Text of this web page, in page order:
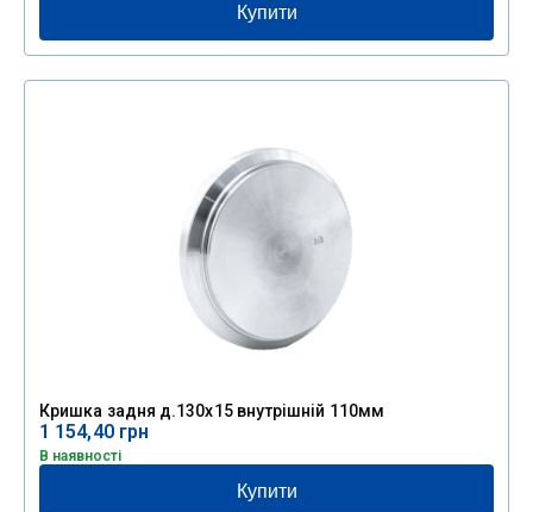
Купити
Кришка задня д.130х15 внутрішній 110мм
1 154,40 грн
В наявності
Купити